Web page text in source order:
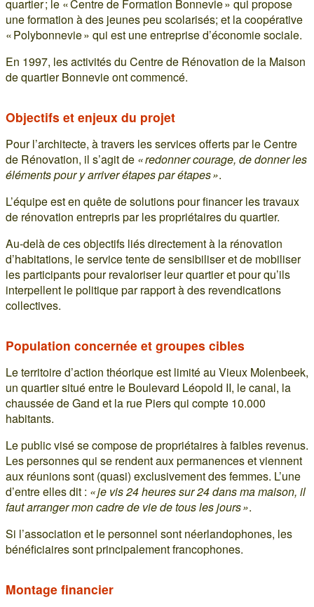
quartier ; le « Centre de Formation Bonnevie » qui propose
une formation à des jeunes peu scolarisés; et la coopérative
« Polybonnevie » qui est une entreprise d’économie sociale.
En 1997, les activités du Centre de Rénovation de la Maison
de quartier Bonnevie ont commencé.
Objectifs et enjeux du projet
Pour l’architecte, à travers les services offerts par le Centre
de Rénovation, il s’agit de « redonner courage, de donner les
éléments pour y arriver étapes par étapes ».
L’équipe est en quête de solutions pour financer les travaux
de rénovation entrepris par les propriétaires du quartier.
Au-delà de ces objectifs liés directement à la rénovation
d’habitations, le service tente de sensibiliser et de mobiliser
les participants pour revaloriser leur quartier et pour qu’ils
interpellent le politique par rapport à des revendications
collectives.
Population concernée et groupes cibles
Le territoire d’action théorique est limité au Vieux Molenbeek,
un quartier situé entre le Boulevard Léopold II, le canal, la
chaussée de Gand et la rue Piers qui compte 10.000
habitants.
Le public visé se compose de propriétaires à faibles revenus.
Les personnes qui se rendent aux permanences et viennent
aux réunions sont (quasi) exclusivement des femmes. L’une
d’entre elles dit : « je vis 24 heures sur 24 dans ma maison, il
faut arranger mon cadre de vie de tous les jours ».
Si l’association et le personnel sont néerlandophones, les
bénéficiaires sont principalement francophones.
Montage financier